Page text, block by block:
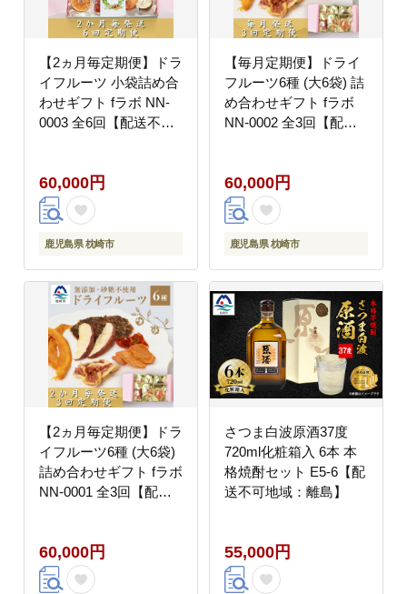
【2ヵ月毎定期便】ドラ
イフルーツ 小袋詰め合
わせギフト fラボ NN-
0003 全6回【配送不可
60,000円
鹿児島県 枕崎市
【毎月定期便】ドライ
フルーツ6種 (大6袋) 詰
め合わせギフト fラボ
NN-0002 全3回【配送
60,000円
鹿児島県 枕崎市
【2ヵ月毎定期便】ドラ
イフルーツ6種 (大6袋)
詰め合わせギフト fラボ
NN-0001 全3回【配送
60,000円
さつま白波原酒37度
720ml化粧箱入 6本 本
格焼酎セット E5-6【配
送不可地域：離島】
55,000円